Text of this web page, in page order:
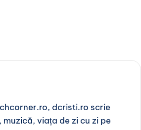
dcristi.ro scrie
viața de zi cu zi pe